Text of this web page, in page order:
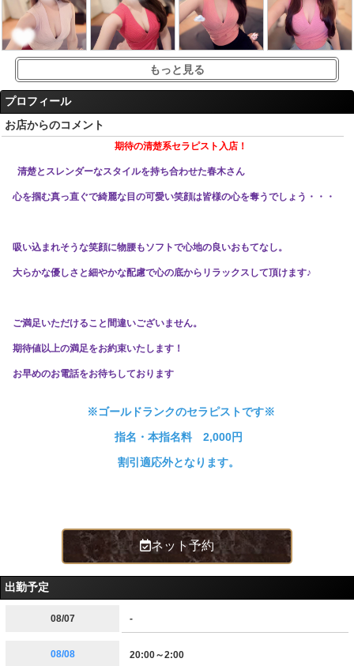
もっと見る
プロフィール
お店からのコメント
期待の清楚系セラピスト入店！
清楚とスレンダーなスタイルを持ち合わせた春木さん
心を掴む真っ直ぐで綺麗な目の可愛い笑顔は皆様の心を奪うでしょう・・・
吸い込まれそうな笑顔に物腰もソフトで心地の良いおもてなし。
大らかな優しさと細やかな配慮で心の底からリラックスして頂けます♪
ご満足いただけること間違いございません。
期待値以上の満足をお約束いたします！
お早めのお電話をお待ちしております
​※ゴールドランクのセラピストです※
指名・本指名料 2,000円
割引適応外となります。
ネット予約
出勤予定
08/07 -
08/08 20:00～2:00